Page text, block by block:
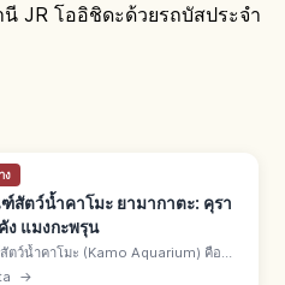
นี JR โออิชิดะด้วยรถบัสประจำ
ง
ตว์น้ำคาโมะ ยามากาตะ: คุรา
ง แมงกะพรุน
ว์น้ำคาโมะ (Kamo Aquarium) คือ
โอกะ จ.ยามากาตะ ฉายา คุราเกะ
→